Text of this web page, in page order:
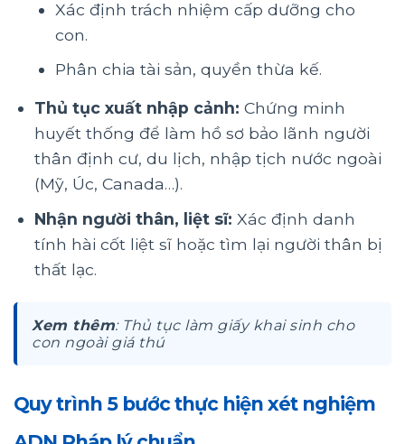
Xác định trách nhiệm cấp dưỡng cho
con.
Phân chia tài sản, quyền thừa kế.
Thủ tục xuất nhập cảnh: Chứng minh
huyết thống để làm hồ sơ bảo lãnh người
thân định cư, du lịch, nhập tịch nước ngoài
(Mỹ, Úc, Canada…).
Nhận người thân, liệt sĩ: Xác định danh
tính hài cốt liệt sĩ hoặc tìm lại người thân bị
thất lạc.
Xem thêm: Thủ tục làm giấy khai sinh cho
con ngoài giá thú
Quy trình 5 bước thực hiện xét nghiệm